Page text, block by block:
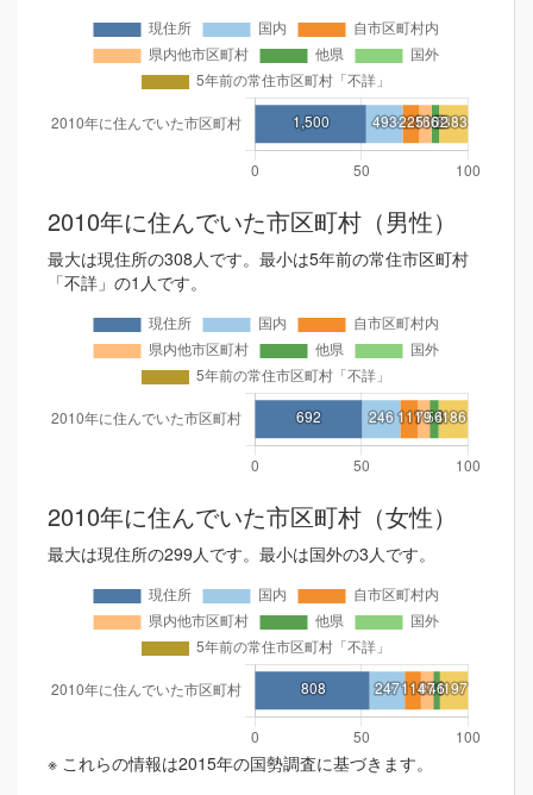
2010年に住んでいた市区町村（男性）
最大は現住所の308人です。最小は5年前の常住市区町村
「不詳」の1人です。
2010年に住んでいた市区町村（女性）
最大は現住所の299人です。最小は国外の3人です。
※ これらの情報は2015年の国勢調査に基づきます。